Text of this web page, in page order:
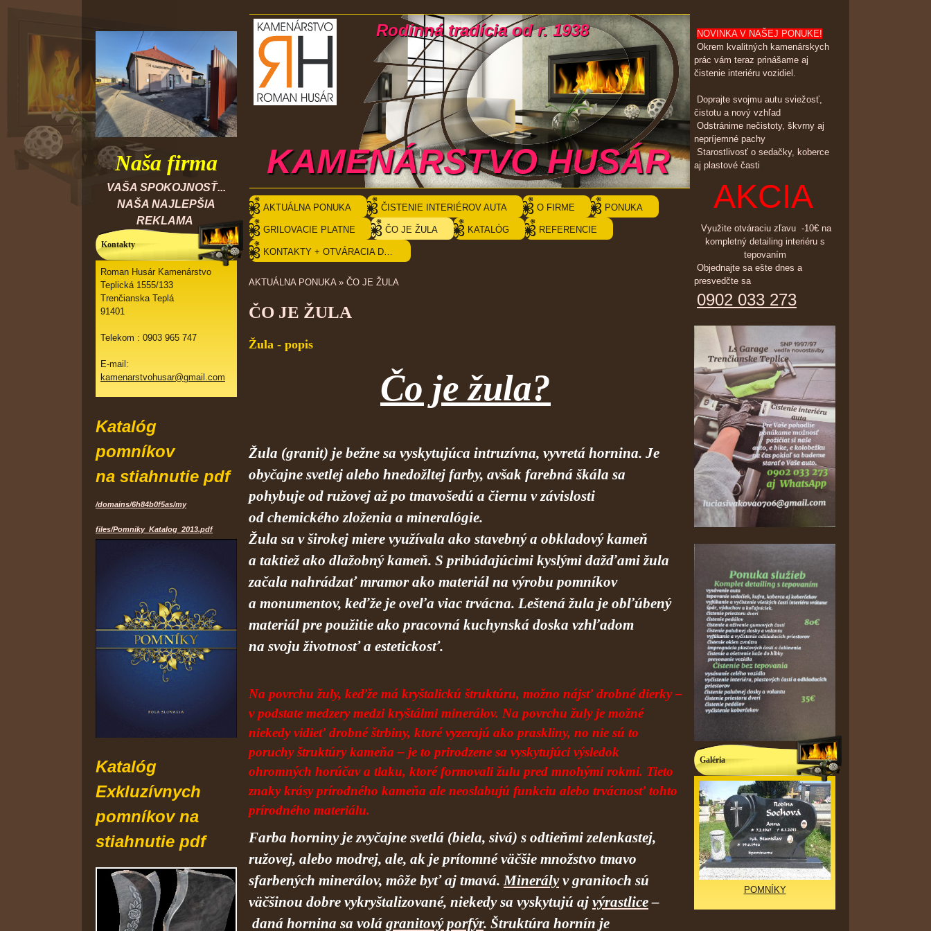
Naša firma
VAŠA SPOKOJNOSŤ...
NAŠA NAJLEPŠIA
REKLAMA
Kontakty
Roman Husár Kamenárstvo
Teplická 1555/133
Trenčianska Teplá
91401
Telekom : 0903 965 747
E-mail:
kamenarstvohusar@gmail.com
Katalóg
pomníkov
na stiahnutie pdf
/domains/6h84b0f5as/my
files/Pomniky_Katalog_2013.pdf
Katalóg
Exkluzívnych
pomníkovna
stiahnutie pdf
KAMENÁRSTVO HUSÁR
Rodinná tradícia od r. 1938
AKTUÁLNA PONUKA ČISTENIE INTERIÉROV AUTA O FIRME PONUKA
GRILOVACIE PLATNE ČO JE ŽULA KATALÓG REFERENCIE
KONTAKTY + OTVÁRACIA DOBA
AKTUÁLNA PONUKA» ČO JE ŽULA
ČO JE ŽULA
Žula - popis
Čo je žula?
Žula (granit) je bežne sa vyskytujúca intruzívna, vyvretá hornina. Je
obyčajne svetlej alebo hnedožltej farby, avšak farebná škála sa
pohybuje od ružovej až po tmavošedú a čiernu v závislosti
od chemického zloženia a mineralógie.
Žula sa v širokej miere využívala ako stavebný a obkladový kameň
a taktiež ako dlažobný kameň. S pribúdajúcimi kyslými dažďami žula
začala nahrádzať mramor ako materiál na výrobu pomníkov
a monumentov, keďže je oveľa viac trvácna. Leštená žula je obľúbený
materiál pre použitie ako pracovná kuchynská doska vzhľadom
na svoju životnosť a estetickosť.
Na povrchu žuly, keďže má kryštalickú štruktúru, možno nájsť drobné dierky –
v podstate medzery medzi kryštálmi minerálov. Na povrchu žuly je možné
niekedy vidieť drobné štrbiny, ktoré vyzerajú ako praskliny, no nie sú to
poruchy štruktúry kameňa – je to prirodzene sa vyskytujúci výsledok
ohromných horúčav a tlaku, ktoré formovali žulu pred mnohými rokmi. Tieto
znaky krásy prírodného kameňa ale neoslabujú funkciu alebo trvácnosť tohto
prírodného materiálu.
Farba horniny je zvyčajne svetlá (biela, sivá) s odtieňmi zelenkastej,
ružovej, alebo modrej, ale, ak je prítomné väčšie množstvo tmavo
sfarbených minerálov, môže byť aj tmavá.Minerályv granitoch sú
väčšinou dobre vykryštalizované, niekedy sa vyskytujú aj výrastlice–
daná hornina sa volá granitový porfýr. Štruktúra hornín je
NOVINKA V NAŠEJ PONUKE!
Okrem kvalitných kamenárskych
prác vám teraz prinášame aj
čistenie interiéru vozidiel.
Doprajte svojmu autu sviežosť,
čistotu a nový vzhľad
Odstránime nečistoty, škvrny aj
nepríjemné pachy
Starostlivosť o sedačky, koberce
aj plastové časti
AKCIA
Využite otváraciu zľavu -10€ na
kompletný detailing interiéru s
tepovaním
Objednajte sa ešte dnes a
presvedčte sa
0902 033 273
Galéria
POMNÍKY